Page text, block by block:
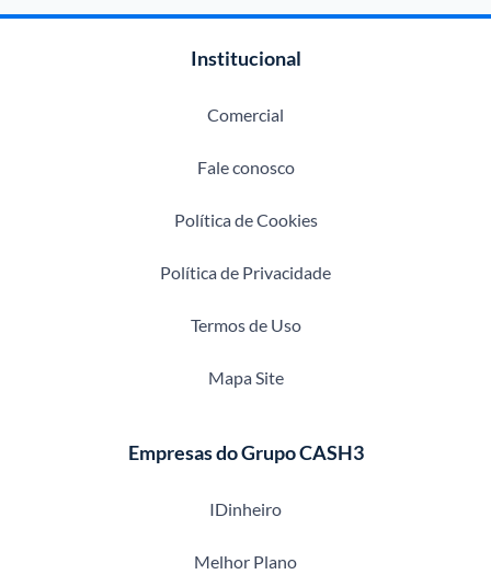
Institucional
Comercial
Fale conosco
Política de Cookies
Política de Privacidade
Termos de Uso
Mapa Site
Empresas do Grupo CASH3
IDinheiro
Melhor Plano